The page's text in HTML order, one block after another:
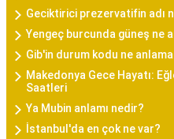
Geciktirici prezervatifin adı
Yengeç burcunda güneş ne
Gib'in durum kodu ne
Makedonya Gece Hayatı:
Saatleri
Ya Mubin anlamı nedir?
İstanbul'da en çok ne var?